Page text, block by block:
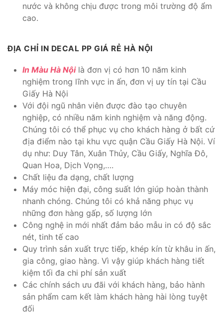
nước và không chịu được trong môi trường độ ẩm
cao.
ĐỊA CHỈ IN DECAL PP GIÁ RẺ HÀ NỘI
In Màu Hà Nộilà đơn vị có hơn 10 năm kinh
nghiệm trong lĩnh vực in ấn, đơn vị uy tín tại Cầu
Giấy Hà Nội
Với đội ngũ nhân viên được đào tạo chuyên
nghiệp, có nhiều năm kinh nghiệm và năng động.
Chúng tôi có thể phục vụ cho khách hàng ở bất cứ
địa điểm nào tại khu vực quận Cầu Giấy Hà Nội. Ví
dụ như: Duy Tân, Xuân Thủy, Cầu Giấy, Nghĩa Đô,
Quan Hoa, Dịch Vọng,….
Chất liệu đa dạng, chất lượng
Máy móc hiện đại, công suất lớn giúp hoàn thành
nhanh chóng. Chúng tôi có khả năng phục vụ
những đơn hàng gấp, số lượng lớn
Công nghệ in mới nhất đảm bảo mẫu in có độ sắc
nét, tinh tế cao
Quy trình sản xuất trực tiếp, khép kín từ khâu in ấn,
gia công, giao hàng. Vì vậy giúp khách hàng tiết
kiệm tối đa chi phí sản xuất
Các chính sách ưu đãi với khách hàng, bảo hành
sản phẩm cam kết làm khách hàng hài lòng tuyệt
đối